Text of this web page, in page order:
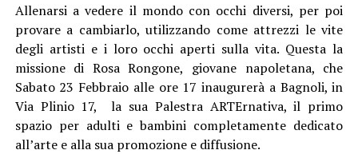
Allenarsi a vedere il mondo con occhi diversi, per poi
provare a cambiarlo, utilizzando come attrezzi le vite
degli artisti e i loro occhi aperti sulla vita. Questa la
missione di Rosa Rongone, giovane napoletana, che
Sabato 23 Febbraio alle ore 17 inaugurerà a Bagnoli, in
Via Plinio 17, la sua Palestra ARTErnativa, il primo
spazio per adulti e bambini completamente dedicato
all’arte e alla sua promozione e diffusione.